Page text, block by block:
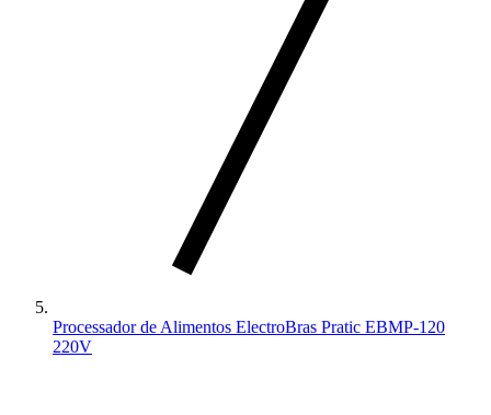
Processador de Alimentos ElectroBras Pratic EBMP-120
220V